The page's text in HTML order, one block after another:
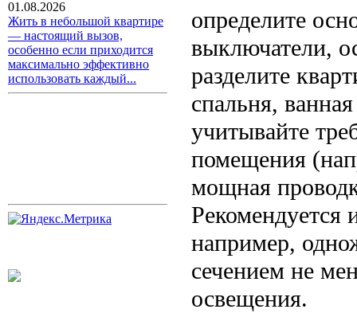
01.08.2026
Жить в небольшой квартире
— настоящий вызов,
особенно если приходится
максимально эффективно
использовать каждый...
определите
выключатели,
разделите
спальня,
учитывайте
помещения
мощная
Рекомендуется
например,
сечением не
освещения.